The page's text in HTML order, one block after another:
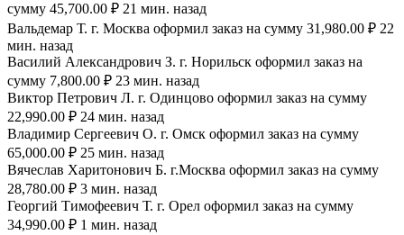
сумму 45,700.00 ₽ 21 мин. назад
Вальдемар Т. г. Москва оформил заказ на сумму 31,980.00 ₽ 22
мин. назад
Василий Александрович З. г. Норильск оформил заказ на
сумму 7,800.00 ₽ 23 мин. назад
Виктор Петрович Л. г. Одинцово оформил заказ на сумму
22,990.00 ₽ 24 мин. назад
Владимир Сергеевич О. г. Омск оформил заказ на сумму
65,000.00 ₽ 25 мин. назад
Вячеслав Харитонович Б. г.Москва оформил заказ на сумму
28,780.00 ₽ 3 мин. назад
Георгий Тимофеевич Т. г. Орел оформил заказ на сумму
34,990.00 ₽ 1 мин. назад